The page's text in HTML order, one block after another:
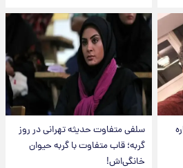
سلفی متفاوت حدیثه تهرانی در روز
گربه؛ قاب متفاوت با گربه حیوان
خانگی‌اش!